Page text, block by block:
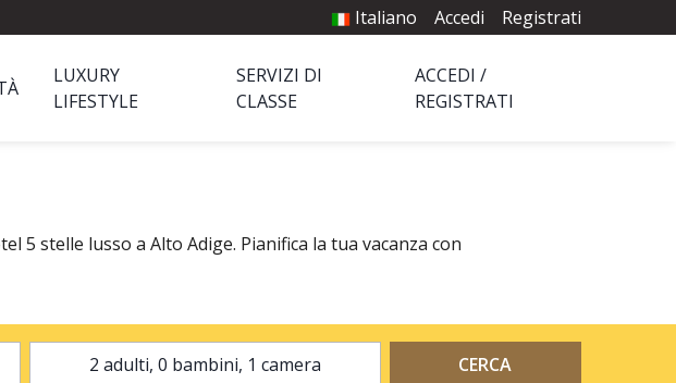
Italiano Accedi Registrati
LUXURY
LIFESTYLE
SERVIZI DI
CLASSE
ACCEDI /
REGISTRATI
5 stelle lusso a Alto Adige. Pianifica la tua vacanza con
2 adulti, 0 bambini, 1 camera CERCA